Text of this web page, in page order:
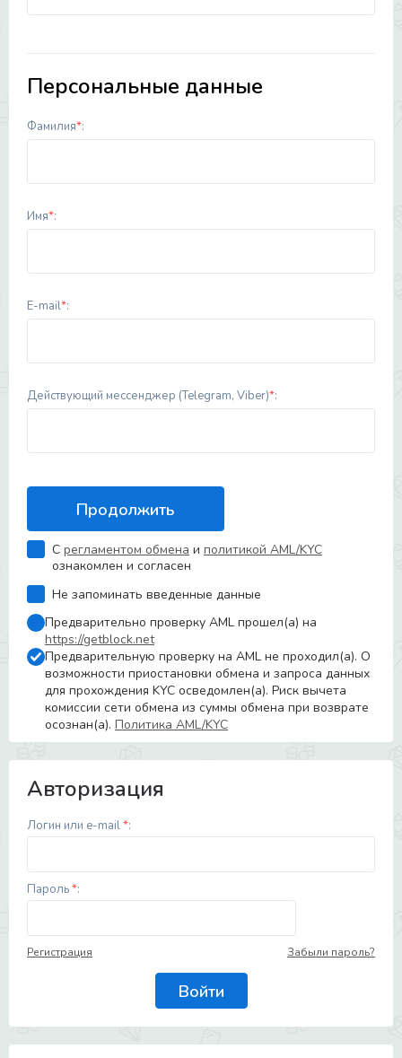
Персональные данные
Фамилия*:
Имя*:
E-mail*:
Действующий мессенджер (Telegram, Viber)*:
С регламентом обмена и политикой AML/KYC
ознакомлен и согласен
Не запоминать введенные данные
Предварительно проверку AML прошел(а) на
https://getblock.net
Предварительную проверку на AML не проходил(а). О
возможности приостановки обмена и запроса данных
для прохождения KYC осведомлен(а). Риск вычета
комиссии сети обмена из суммы обмена при возврате
осознан(а). Политика AML/KYC
Авторизация
Логин или e-mail*:
Пароль*:
Регистрация Забыли пароль?